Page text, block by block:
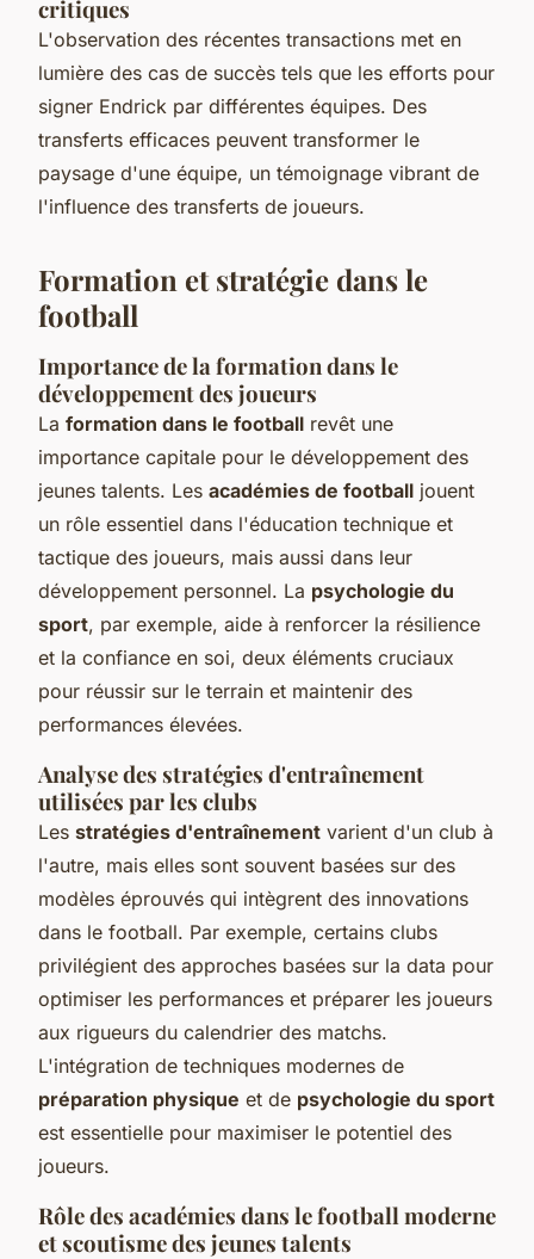
critiques
L'observation des récentes transactions met en
lumière des cas de succès tels que les efforts pour
signer Endrick par différentes équipes. Des
transferts efficaces peuvent transformer le
paysage d'une équipe, un témoignage vibrant de
l'influence des transferts de joueurs.
Formation et stratégie dans le
football
Importance de la formation dans le
développement des joueurs
La formation dans le football revêt une
importance capitale pour le développement des
jeunes talents. Les académies de football jouent
un rôle essentiel dans l'éducation technique et
tactique des joueurs, mais aussi dans leur
développement personnel. La psychologie du
sport, par exemple, aide à renforcer la résilience
et la confiance en soi, deux éléments cruciaux
pour réussir sur le terrain et maintenir des
performances élevées.
Analyse des stratégies d'entraînement
utilisées par les clubs
Les stratégies d'entraînement varient d'un club à
l'autre, mais elles sont souvent basées sur des
modèles éprouvés qui intègrent des innovations
dans le football. Par exemple, certains clubs
privilégient des approches basées sur la data pour
optimiser les performances et préparer les joueurs
aux rigueurs du calendrier des matchs.
L'intégration de techniques modernes de
préparation physique et de psychologie du sport
est essentielle pour maximiser le potentiel des
joueurs.
Rôle des académies dans le football moderne
et scoutisme des jeunes talents